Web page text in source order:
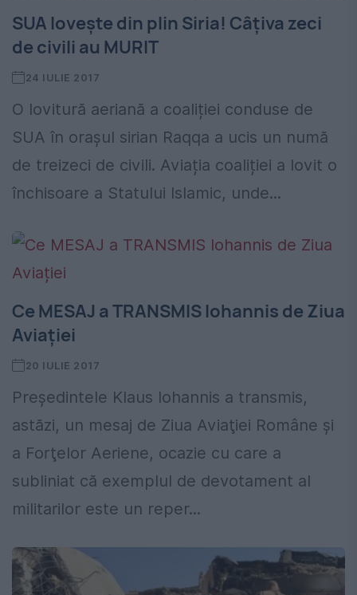
SUA lovește din plin Siria! Câțiva zeci
de civili au MURIT
24 IULIE 2017
O lovitură aeriană a coaliției conduse de
SUA în orașul sirian Raqqa a ucis un numă
de treizeci de civili. Aviația coaliției a lovit o
închisoare a Statului Islamic, unde...
Ce MESAJ a TRANSMIS Iohannis de Ziua
Aviației
20 IULIE 2017
Preşedintele Klaus Iohannis a transmis,
astăzi, un mesaj de Ziua Aviaţiei Române şi
a Forţelor Aeriene, ocazie cu care a
subliniat că exemplul de devotament al
militarilor este un reper...